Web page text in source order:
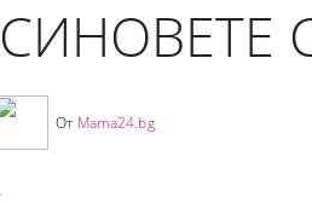
СИНОВЕТЕ
От Mama24.bg